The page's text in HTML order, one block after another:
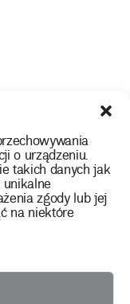
o urządzeniu.
takich danych jak
zgody lub jej
na niektóre